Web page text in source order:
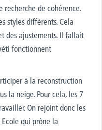
de cohérence.
styles différents. Cela
des ajustements. Il fallait
fonctionnent
à la reconstruction
la neige. Pour cela, les 7
On rejoint donc les
qui prône la